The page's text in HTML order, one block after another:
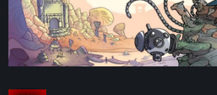
the
Past
–
Un